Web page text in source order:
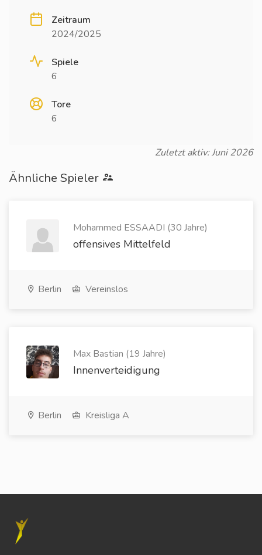
Zeitraum
2024/2025
Spiele
6
Tore
6
Zuletzt aktiv: Juni 2026
Ähnliche Spieler
Mohammed ESSAADI (30 Jahre)
offensives Mittelfeld
Berlin Vereinslos
Max Bastian (19 Jahre)
Innenverteidigung
Berlin Kreisliga A